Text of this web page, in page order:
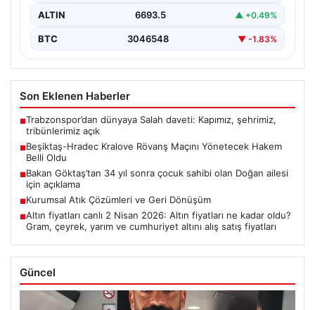
ALTIN 6693.5 ▲ +0.49%
BTC 3046548 ▼ -1.83%
Son Eklenen Haberler
■Trabzonspor’dan dünyaya Salah daveti: Kapımız, şehrimiz,
tribünlerimiz açık
■Beşiktaş-Hradec Kralove Rövanş Maçını Yönetecek Hakem
Belli Oldu
■Bakan Göktaş’tan 34 yıl sonra çocuk sahibi olan Doğan ailesi
için açıklama
■Kurumsal Atık Çözümleri ve Geri Dönüşüm
■Altın fiyatları canlı 2 Nisan 2026: Altın fiyatları ne kadar oldu?
Gram, çeyrek, yarım ve cumhuriyet altını alış satış fiyatları
Güncel